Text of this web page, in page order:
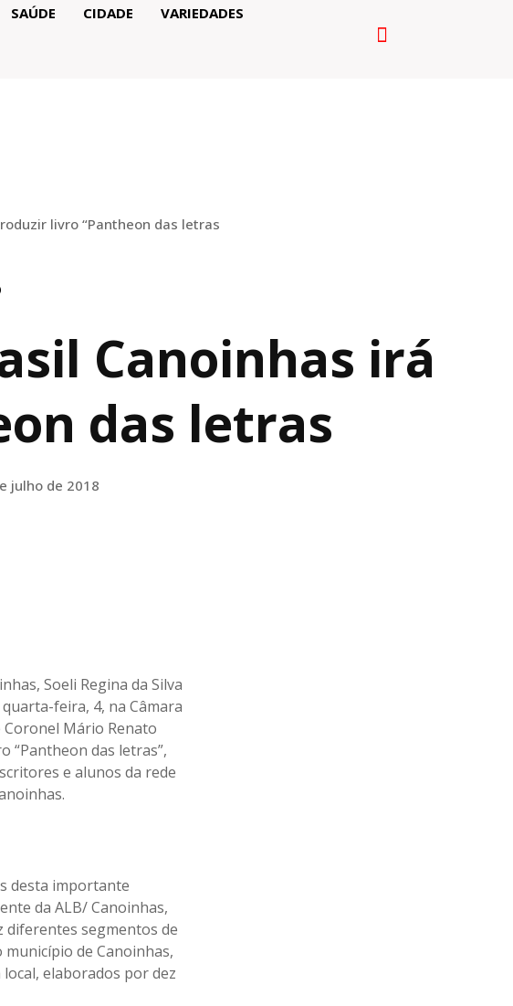
SAÚDE CIDADE VARIEDADES
livro “Pantheon das letras
Canoinhas irá
das letras
julho de 2018
Soeli Regina da Silva
feira, 4, na Câmara
Mário Renato
“Pantheon das letras”,
e alunos da rede
desta importante
da ALB/ Canoinhas,
diferentes segmentos de
de Canoinhas,
elaborados por dez